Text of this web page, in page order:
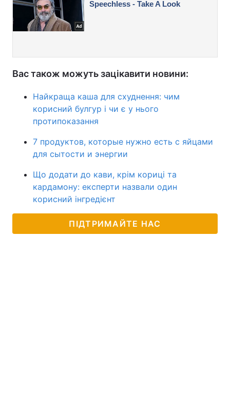
Вас також можуть зацікавити новини:
Найкраща каша для схуднення: чим
корисний булгур і чи є у нього
протипоказання
7 продуктов, которые нужно есть с яйцами
для сытости и энергии
Що додати до кави, крім кориці та
кардамону: експерти назвали один
корисний інгредієнт
ПІДТРИМАЙТЕ НАС